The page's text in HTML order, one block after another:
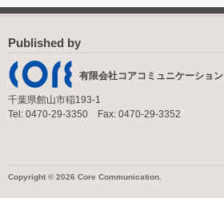
Published by
有限会社コアコミュニケーション
千葉県館山市稲193-1
Tel: 0470-29-3350 Fax: 0470-29-3352
Copyright © 2026 Core Communication.